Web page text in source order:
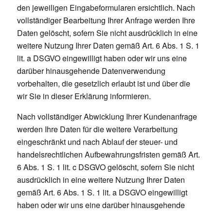
den jeweiligen Eingabeformularen ersichtlich. Nach
vollständiger Bearbeitung Ihrer Anfrage werden Ihre
Daten gelöscht, sofern Sie nicht ausdrücklich in eine
weitere Nutzung Ihrer Daten gemäß Art. 6 Abs. 1 S. 1
lit. a DSGVO eingewilligt haben oder wir uns eine
darüber hinausgehende Datenverwendung
vorbehalten, die gesetzlich erlaubt ist und über die
wir Sie in dieser Erklärung informieren.
Nach vollständiger Abwicklung Ihrer Kundenanfrage
werden Ihre Daten für die weitere Verarbeitung
eingeschränkt und nach Ablauf der steuer- und
handelsrechtlichen Aufbewahrungsfristen gemäß Art.
6 Abs. 1 S. 1 lit. c DSGVO gelöscht, sofern Sie nicht
ausdrücklich in eine weitere Nutzung Ihrer Daten
gemäß Art. 6 Abs. 1 S. 1 lit. a DSGVO eingewilligt
haben oder wir uns eine darüber hinausgehende